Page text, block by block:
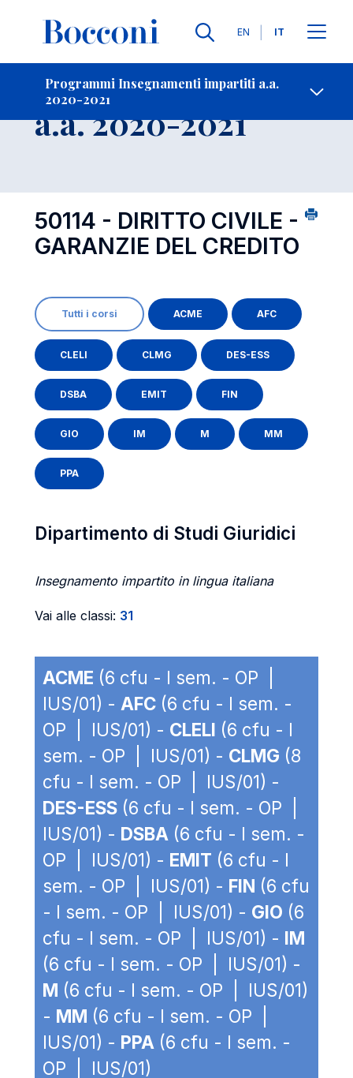
Lingue
EN IT
Programmi Insegnamenti impartiti a.a.
2020-2021
Contatti
Insegnamento
a.a. 2020-2021
50114 - DIRITTO CIVILE -
GARANZIE DEL CREDITO
Tutti i corsi ACME AFC
CLELI CLMG DES-ESS
DSBA EMIT FIN
GIO IM M MM
PPA
Dipartimento di Studi Giuridici
Insegnamento impartito in lingua italiana
Vai alle classi: 31
ACME (6 cfu - I sem. - OP |
IUS/01) - AFC (6 cfu - I sem. -
OP | IUS/01) - CLELI (6 cfu - I
sem. - OP | IUS/01) - CLMG (8
cfu - I sem. - OP | IUS/01) -
DES-ESS (6 cfu - I sem. - OP |
IUS/01) - DSBA (6 cfu - I sem. -
OP | IUS/01) - EMIT (6 cfu - I
sem. - OP | IUS/01) - FIN (6 cfu
- I sem. - OP | IUS/01) - GIO (6
cfu - I sem. - OP | IUS/01) - IM
(6 cfu - I sem. - OP | IUS/01) -
M (6 cfu - I sem. - OP | IUS/01)
- MM (6 cfu - I sem. - OP |
IUS/01) - PPA (6 cfu - I sem. -
OP | IUS/01)